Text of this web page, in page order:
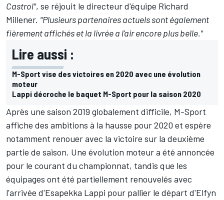
Castrol", se réjouit le directeur d'équipe Richard
Millener. "Plusieurs partenaires actuels sont également
fièrement affichés et la livrée a l'air encore plus belle."
Lire aussi :
M-Sport vise des victoires en 2020 avec une évolution
moteur
Lappi décroche le baquet M-Sport pour la saison 2020
Après une saison 2019 globalement difficile, M-Sport
affiche des ambitions à la hausse pour 2020 et espère
notamment renouer avec la victoire sur la deuxième
partie de saison. Une évolution moteur a été annoncée
pour le courant du championnat, tandis que les
équipages ont été partiellement renouvelés avec
l'arrivée d'Esapekka Lappi pour pallier le départ d'Elfyn